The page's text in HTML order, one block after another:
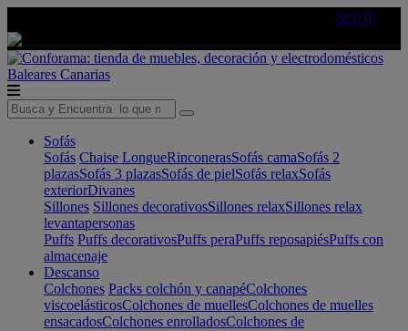
AQUÍ
Baleares Canarias
Sofás
Sofás Chaise LongueRinconerasSofás camaSofás 2
plazasSofás 3 plazasSofás de pielSofás relaxSofás
exteriorDivanes
Sillones Sillones decorativosSillones relaxSillones relax
levantapersonas
Puffs Puffs decorativosPuffs peraPuffs reposapiésPuffs con
almacenaje
Descanso
Colchones Packs colchón y canapéColchones
viscoelásticosColchones de muellesColchones de muelles
ensacadosColchones enrolladosColchones de